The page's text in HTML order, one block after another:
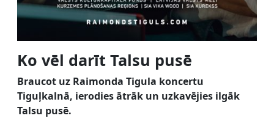
Ko vēl darīt Talsu pusē
Braucot uz Raimonda Tigula koncertu
Tiguļkalnā, ierodies ātrāk un uzkavējies ilgāk
Talsu pusē.